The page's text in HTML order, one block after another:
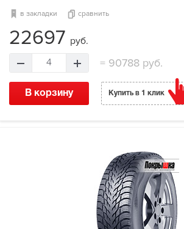
в закладки сравнить
22697 руб.
4 = 90788 руб.
В корзину Купить в 1 клик